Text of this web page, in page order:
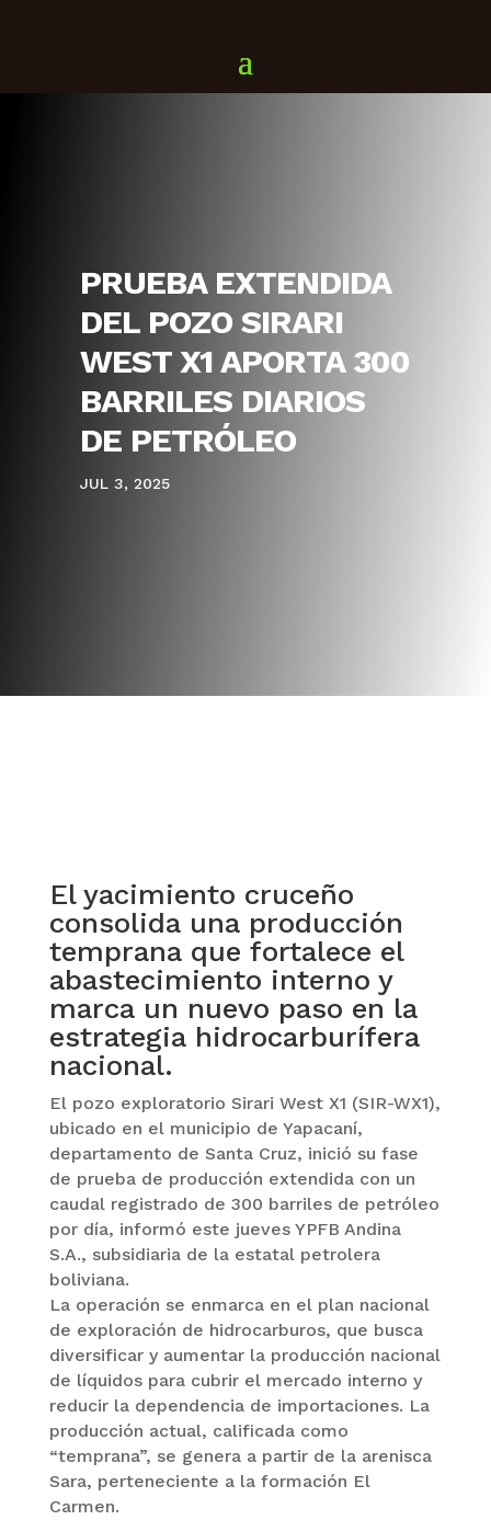
PRUEBA EXTENDIDA
DEL POZO SIRARI
WEST X1 APORTA 300
BARRILES DIARIOS
DE PETRÓLEO
JUL 3, 2025
El yacimiento cruceño
consolida una producción
temprana que fortalece el
abastecimiento interno y
marca un nuevo paso en la
estrategia hidrocarburífera
nacional.
El pozo exploratorio Sirari West X1 (SIR-WX1),
ubicado en el municipio de Yapacaní,
departamento de Santa Cruz, inició su fase
de prueba de producción extendida con un
caudal registrado de 300 barriles de petróleo
por día, informó este jueves YPFB Andina
S.A., subsidiaria de la estatal petrolera
boliviana.
La operación se enmarca en el plan nacional
de exploración de hidrocarburos, que busca
diversificar y aumentar la producción nacional
de líquidos para cubrir el mercado interno y
reducir la dependencia de importaciones. La
producción actual, calificada como
“temprana”, se genera a partir de la arenisca
Sara, perteneciente a la formación El
Carmen.